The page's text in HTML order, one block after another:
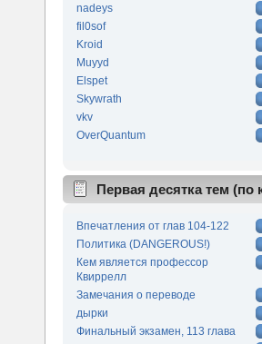
nadeys
fil0sof
Kroid
Muyyd
Elspet
Skywrath
vkv
OverQuantum
Первая десятка тем (по
Впечатления от глав 104-122
Политика (DANGEROUS!)
Кем является профессор
Квиррелл
Замечания о переводе
дырки
Финальный экзамен, 113 глава